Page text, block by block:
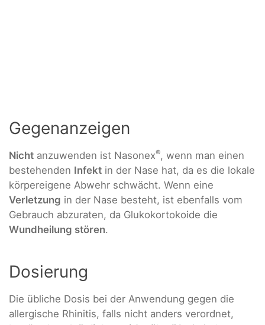
Gegenanzeigen
Nicht anzuwenden ist Nasonex®, wenn man einen
bestehenden Infekt in der Nase hat, da es die lokale
körpereigene Abwehr schwächt. Wenn eine
Verletzung in der Nase besteht, ist ebenfalls vom
Gebrauch abzuraten, da Glukokortokoide die
Wundheilung stören.
Dosierung
Die übliche Dosis bei der Anwendung gegen die
allergische Rhinitis, falls nicht anders verordnet,